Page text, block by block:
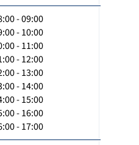
- 09:00
- 10:00
- 11:00
- 12:00
- 13:00
- 14:00
- 15:00
- 16:00
- 17:00